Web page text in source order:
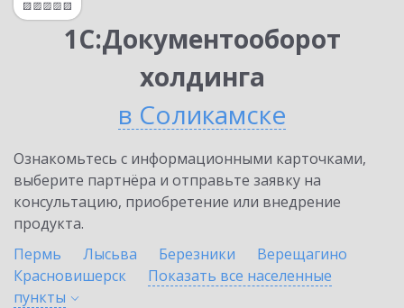
1С:Документооборот
холдинга
в Соликамске
Ознакомьтесь с информационными карточками,
выберите партнёра и отправьте заявку на
консультацию, приобретение или внедрение
продукта.
Пермь
Лысьва Березники
Верещагино
Красновишерск
Показать все населенные
пункты